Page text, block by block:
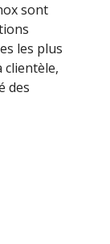
sont
les plus
clientèle,
des